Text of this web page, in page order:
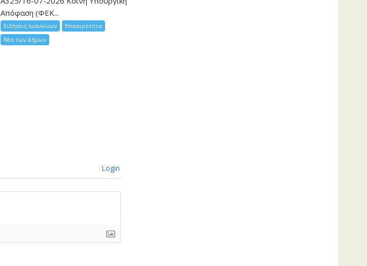
Απόφαση (ΦΕΚ...
Ειδήσεις Ιωαννίνων
Επικαιρότητα
Νέα των Δήμων
Login